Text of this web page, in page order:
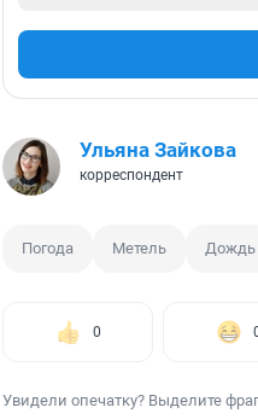
Ульяна Зайкова
корреспондент
Погода Метель Дождь
0
Увидели опечатку? Выделите